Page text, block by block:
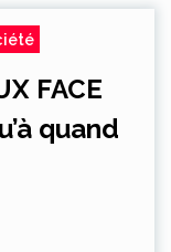
FACE
quand